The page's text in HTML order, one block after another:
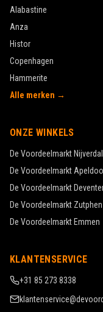
Alabastine
Anza
Histor
Copenhagen
Hammerite
Alle merken →
ONZE WINKELS
De Voordeelmarkt Nijverdal
De Voordeelmarkt
De Voordeelmarkt
De Voordeelmarkt Zutphen
De Voordeelmarkt Emmen
KLANTENSERVICE
+31 85 273 8338